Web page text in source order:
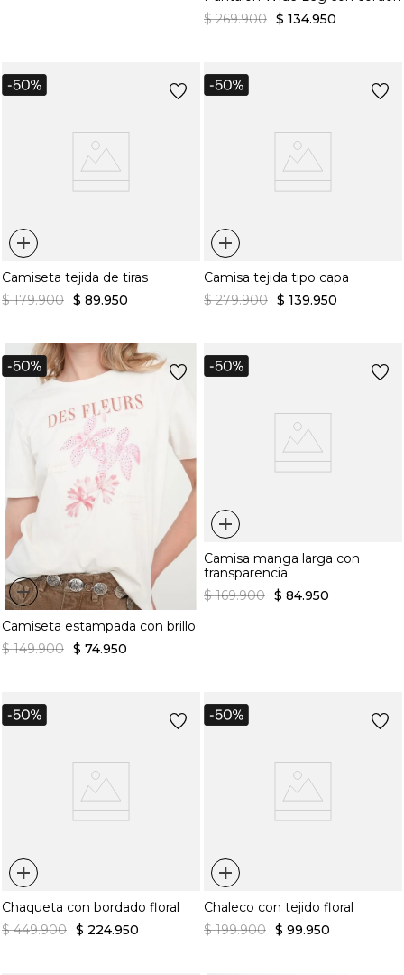
$ 269.900 $ 134.950
+
Camiseta tejida de tiras
$ 179.900 $ 89.950
+
Camisa tejida tipo capa
$ 279.900 $ 139.950
+
Camiseta estampada con brillo
$ 149.900 $ 74.950
+
Camisa manga larga con
transparencia
$ 169.900 $ 84.950
+
Chaqueta con bordado floral
$ 449.900 $ 224.950
+
Chaleco con tejido floral
$ 199.900 $ 99.950